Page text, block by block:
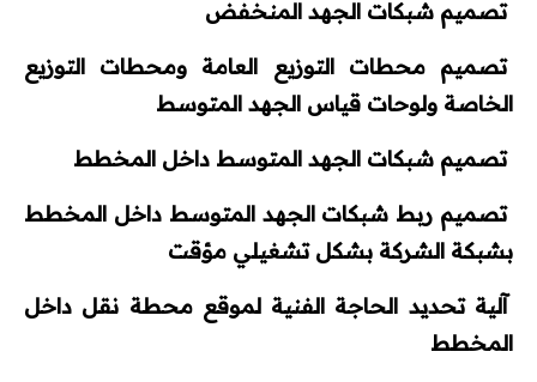
تصميم شبكات الجهد المنخفض
تصميم محطات التوزيع العامة ومحطات التوزيع
الخاصة ولوحات قياس الجهد المتوسط
تصميم شبكات الجهد المتوسط داخل المخطط
تصميم ربط شبكات الجهد المتوسط داخل المخطط
بشبكة الشركة بشكل تشغيلي مؤقت
آلية تحديد الحاجة الفنية لموقع محطة نقل داخل
المخطط